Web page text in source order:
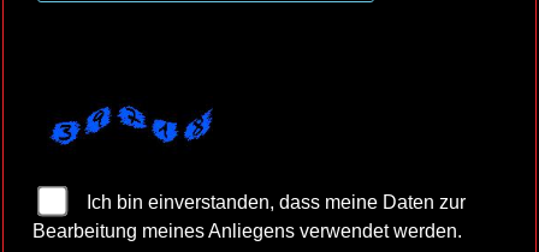
Ich bin einverstanden, dass meine Daten zur
Bearbeitung meines Anliegens verwendet werden.